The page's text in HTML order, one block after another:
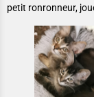
petit ronronneur,